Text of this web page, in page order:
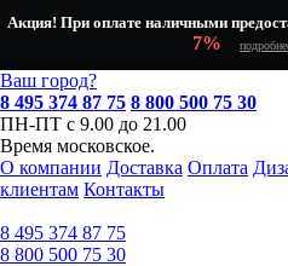
Акция! При оплате наличными
7%
Ваш город?
8 495 374 87 75 8 800 500 75 30
ПН-ПТ с 9.00 до 21.00
Время московское.
О компании Доставка Оплата
клиентам Контакты
8 495 374 87 75
8 800 500 75 30